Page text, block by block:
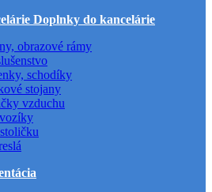
Doplnky do kancelárie
obrazové rámy
schodíky
stojany
vzduchu